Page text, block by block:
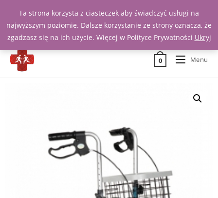
Zadzwoń 539 391 290
0 Menu
Ta strona korzysta z ciasteczek aby świadczyć usługi na
najwyższym poziomie. Dalsze korzystanie ze strony oznacza, że
zgadzasz się na ich użycie. Więcej w Polityce Prywatności Ukryj